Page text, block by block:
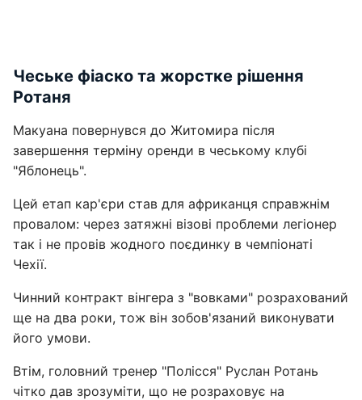
Чеське фіаско та жорстке рішення
Ротаня
Макуана повернувся до Житомира після
завершення терміну оренди в чеському клубі
"Яблонець".
Цей етап кар'єри став для африканця справжнім
провалом: через затяжні візові проблеми легіонер
так і не провів жодного поєдинку в чемпіонаті
Чехії.
Чинний контракт вінгера з "вовками" розрахований
ще на два роки, тож він зобов'язаний виконувати
його умови.
Втім, головний тренер "Полісся" Руслан Ротань
чітко дав зрозуміти, що не розраховує на